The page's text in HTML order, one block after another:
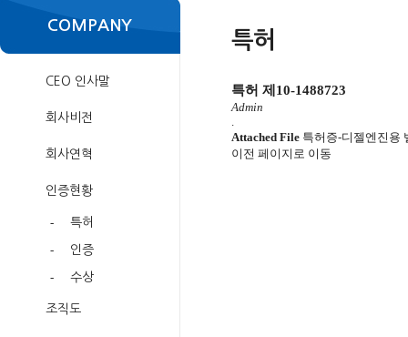
COMPANY
CEO 인사말
회사비전
회사연혁
인증현황
- 특허
- 인증
- 수상
조직도
특허
특허 제10-1488723
Admin
.
Attached File 특허증-디젤엔진용
이전 페이지로 이동